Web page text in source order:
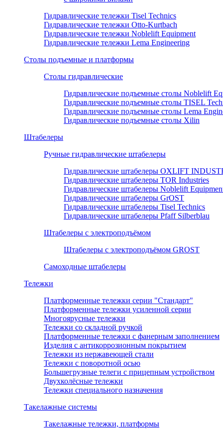
Гидравлические тележки Tisel Technics
Гидравлические тележки Otto-Kurtbach
Гидравлические тележки Noblelift Equipment
Гидравлические тележки Lema Engineering
Столы подъемные и платформы
Столы гидравлические
Гидравлические подъемные столы Noblelift
Гидравлические подъемные столы TISEL
Гидравлические подъемные столы Lema
Гидравлические подъемные столы Xilin
Штабелеры
Ручные гидравлические штабелеры
Гидравлические штабелеры OXLIFT
Гидравлические штабелеры TOR Industries
Гидравлические штабелеры Noblelift
Гидравлические штабелеры GrOST
Гидравлические штабелеры Tisel Technics
Гидравлические штабелеры Pfaff Silberblau
Штабелеры с электроподъёмом
Штабелеры с электроподъёмом GROST
Самоходные штабелеры
Тележки
Платформенные тележки серии "Стандарт"
Платформенные тележки усиленной серии
Многоярусные тележки
Тележки со складной ручкой
Платформенные тележки с фанерным заполнением
Изделия с антикоррозионным покрытием
Тележки из нержавеющей стали
Тележки с поворотной осью
Большегрузные телеги с прицепным устройством
Двухколёсные тележки
Тележки специального назначения
Такелажные системы
Такелажные тележки, платформы